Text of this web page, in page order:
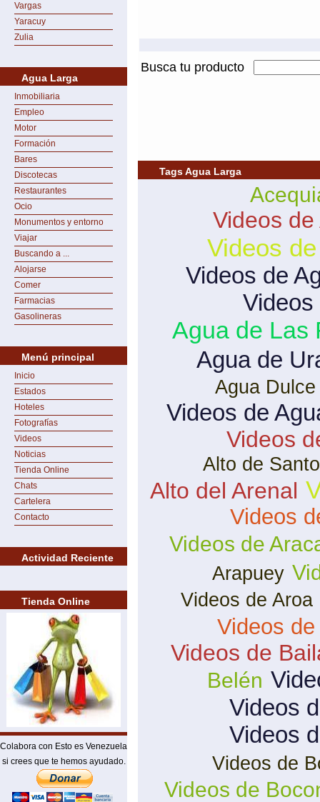
Vargas
Yaracuy
Zulia
Agua Larga
Inmobiliaria
Empleo
Motor
Formación
Bares
Discotecas
Restaurantes
Ocio
Monumentos y entorno
Viajar
Buscando a ...
Alojarse
Comer
Farmacias
Gasolineras
Menú principal
Inicio
Estados
Hoteles
Fotografías
Videos
Noticias
Tienda Online
Chats
Cartelera
Contacto
Actividad Reciente
Tienda Online
Colabora con Esto es Venezuela
si crees que te hemos ayudado.
Busca tu producto
Tags Agua Larga
Videos
Videos
Videos de
Videos
Agua de Las
Agua de
Agua Dulce
Videos de
Videos
Alto de
Alto del Arenal
Videos
Videos de
Arapuey
Videos de Aroa
Videos
Videos de
Belén
Videos
Videos
Videos de
Videos de